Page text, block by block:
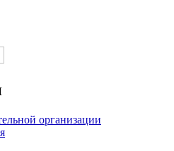
организации